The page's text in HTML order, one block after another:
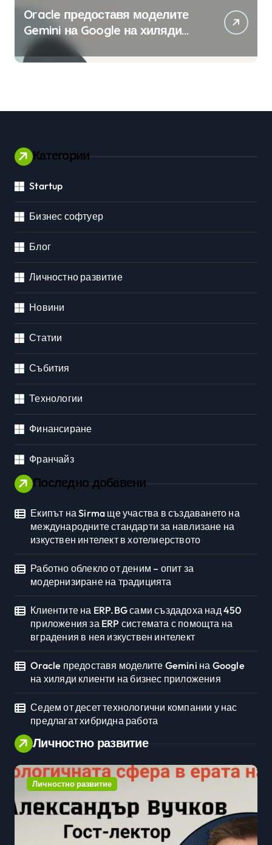
Oracle предоставя моделите
Gemini на Google на хиляди
клиенти на бизнес
приложения
Категории
Startup
Бизнес софтуер
Блог
Личностно развитие
Новини
Статии
Събития
Технологии
Финансиране
Франчайз
Последно добавени
Екипът на Sirma ще участва в създаването на
международните стандарти за навлизане на
изкуствен интелект в хотелиерството
Работно облекло от деним – опит за
модернизиране на традицията
Клиентите на ERP.BG сами създадоха над 450
приложения за ERP системата с помощта на
вградения в нея изкуствен интелект
Oracle предоставя моделите Gemini на Google
на хиляди клиенти на бизнес приложения
Седем от десет технологични компании у нас
предлагат хибридна работа
Личностно развитие
Личностно развитие